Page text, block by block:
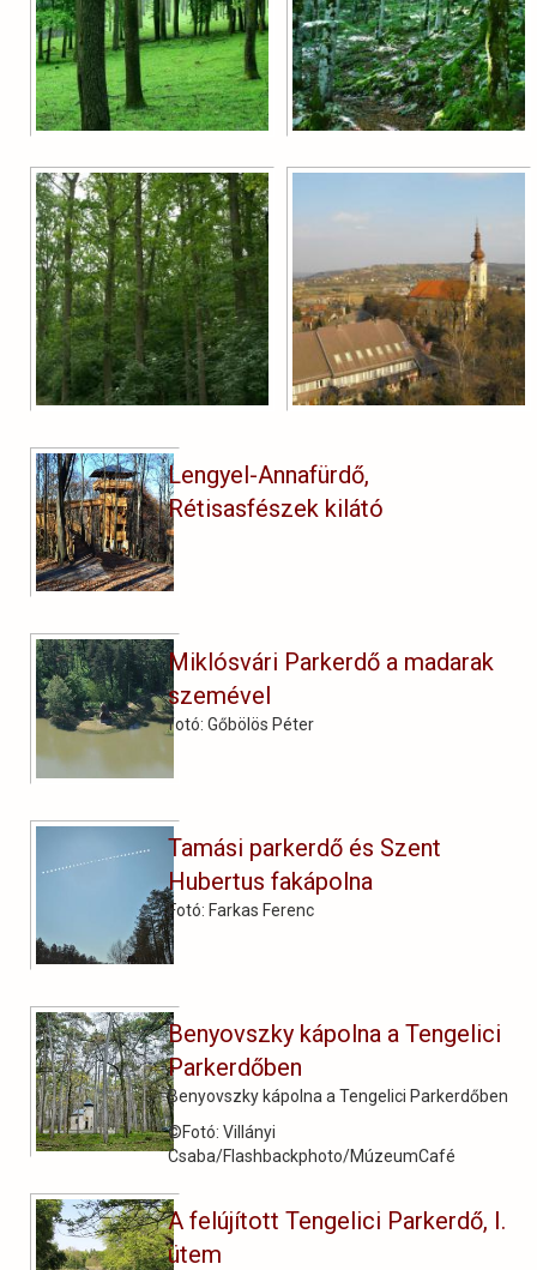
Lengyel-Annafürdő,
Rétisasfészek kilátó
Miklósvári Parkerdő a madarak
szemével
fotó: Gőbölös Péter
Tamási parkerdő és Szent
Hubertus fakápolna
Fotó: Farkas Ferenc
Benyovszky kápolna a Tengelici
Parkerdőben
Benyovszky kápolna a Tengelici Parkerdőben
©Fotó: Villányi
Csaba/Flashbackphoto/MúzeumCafé
A felújított Tengelici Parkerdő, I.
ütem